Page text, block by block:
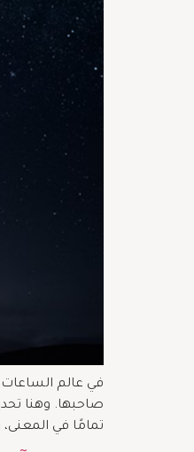
في عالم الساعات
تمامًا في المعنى،